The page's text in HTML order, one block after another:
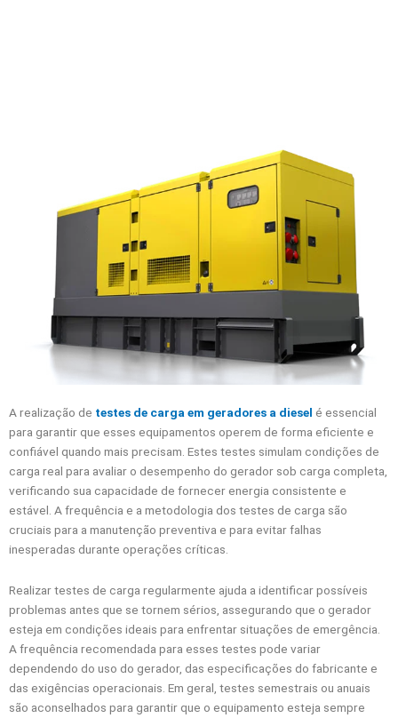
A realização de testes de carga em geradores a diesel é essencial
para garantir que esses equipamentos operem de forma eficiente e
confiável quando mais precisam. Estes testes simulam condições de
carga real para avaliar o desempenho do gerador sob carga completa,
verificando sua capacidade de fornecer energia consistente e
estável. A frequência e a metodologia dos testes de carga são
cruciais para a manutenção preventiva e para evitar falhas
inesperadas durante operações críticas.
Realizar testes de carga regularmente ajuda a identificar possíveis
problemas antes que se tornem sérios, assegurando que o gerador
esteja em condições ideais para enfrentar situações de emergência.
A frequência recomendada para esses testes pode variar
dependendo do uso do gerador, das especificações do fabricante e
das exigências operacionais. Em geral, testes semestrais ou anuais
são aconselhados para garantir que o equipamento esteja sempre